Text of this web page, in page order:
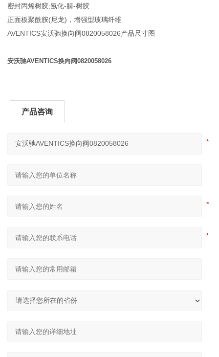
密封丙烯树胶;氢化-腈-树胶
正面板聚酰胺(尼龙)，增强型玻璃纤维
AVENTICS安沃驰换向阀0820058026产品尺寸图
安沃驰AVENTICS换向阀0820058026
产品咨询